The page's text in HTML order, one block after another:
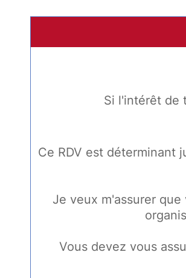
Si l'intérêt de
Ce RDV est déterminant
Je veux m'assurer
Vous devez vous